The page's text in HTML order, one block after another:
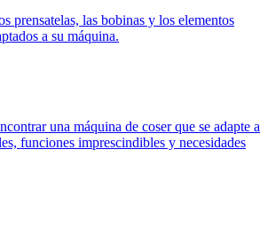
prensatelas, las bobinas y los elementos
a su máquina.
una máquina de coser que se adapte a
funciones imprescindibles y necesidades